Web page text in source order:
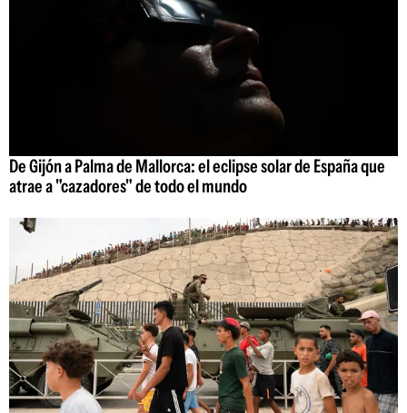
De Gijón a Palma de Mallorca: el eclipse solar de España que
atrae a "cazadores" de todo el mundo